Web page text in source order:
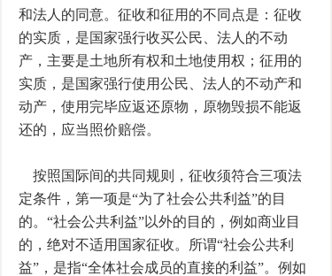
和法人的同意。征收和征用的不同点是：征收
的实质，是国家强行收买公民、法人的不动
产，主要是土地所有权和土地使用权；征用的
实质，是国家强行使用公民、法人的不动产和
动产，使用完毕应返还原物，原物毁损不能返
还的，应当照价赔偿。
按照国际间的共同规则，征收须符合三项法
定条件，第一项是“为了社会公共利益”的目
的。“社会公共利益”以外的目的，例如商业目
的，绝对不适用国家征收。所谓“社会公共利
益”，是指“全体社会成员的直接的利益”。例如